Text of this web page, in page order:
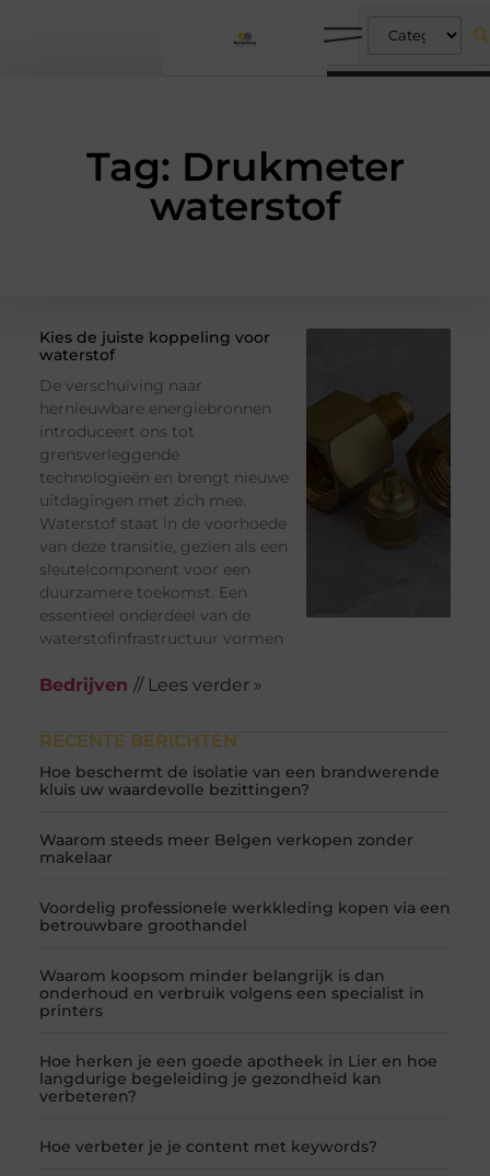
Tag: Drukmeter
waterstof
RECENTE BERICHTEN
Hoe beschermt de isolatie van een brandwerende
kluis uw waardevolle bezittingen?
Waarom steeds meer Belgen verkopen zonder
makelaar
Voordelig professionele werkkleding kopen via een
betrouwbare groothandel
Waarom koopsom minder belangrijk is dan
onderhoud en verbruik volgens een specialist in
printers
Hoe herken je een goede apotheek in Lier en hoe
langdurige begeleiding je gezondheid kan
verbeteren?
Hoe verbeter je je content met keywords?
Kies de juiste koppeling voor
waterstof
De verschuiving naar
hernieuwbare energiebronnen
introduceert ons tot
grensverleggende
technologieën en brengt nieuwe
uitdagingen met zich mee.
Waterstof staat in de voorhoede
van deze transitie, gezien als een
sleutelcomponent voor een
duurzamere toekomst. Een
essentieel onderdeel van de
waterstofinfrastructuur vormen
Bedrijven // Lees verder »